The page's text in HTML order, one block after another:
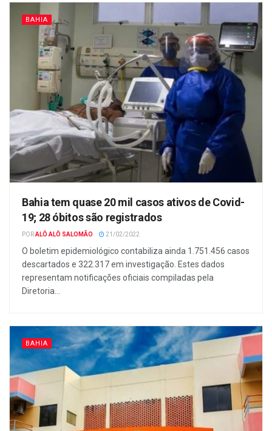
BAHIA
Bahia tem quase 20 mil casos ativos de Covid-
19; 28 óbitos são registrados
PORALÔ ALÔ SALOMÃO 21/02/2022
O boletim epidemiológico contabiliza ainda 1.751.456 casos
descartados e 322.317 em investigação. Estes dados
representam notificações oficiais compiladas pela
Diretoria...
BAHIA